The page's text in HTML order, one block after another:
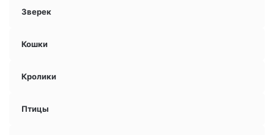
Зверек
Кошки
Кролики
Птицы